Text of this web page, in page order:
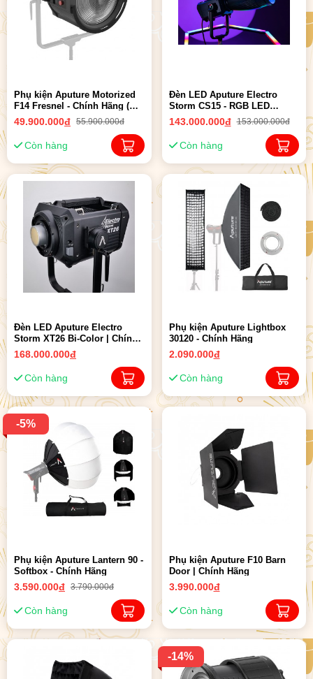
Phụ kiện Aputure Motorized
F14 Fresnel - Chính Hãng (
New 10-2023)
49.900.000đ 55.900.000đ
Còn hàng
Đèn LED Aputure Electro
Storm CS15 - RGB LED
Monolight | Chính Hãng ( New
10-2023 )
143.000.000đ 153.000.000đ
Còn hàng
Đèn LED Aputure Electro
Storm XT26 Bi-Color | Chính
Hãng ( New 10-2023 )
168.000.000đ
Còn hàng
Phụ kiện Aputure Lightbox
30120 - Chính Hãng
2.090.000đ
Còn hàng
-5%
Phụ kiện Aputure Lantern 90 -
Softbox - Chính Hãng
3.590.000đ 3.790.000đ
Còn hàng
Phụ kiện Aputure F10 Barn
Door | Chính Hãng
3.990.000đ
Còn hàng
-14%